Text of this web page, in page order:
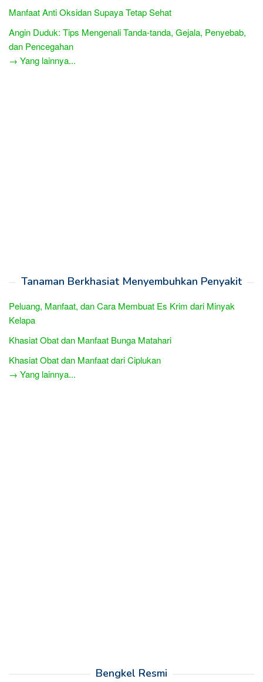
Manfaat Anti Oksidan Supaya Tetap Sehat
Angin Duduk: Tips Mengenali Tanda-tanda, Gejala, Penyebab,
dan Pencegahan
→ Yang lainnya...
Tanaman Berkhasiat Menyembuhkan Penyakit
Peluang, Manfaat, dan Cara Membuat Es Krim dari Minyak
Kelapa
Khasiat Obat dan Manfaat Bunga Matahari
Khasiat Obat dan Manfaat dari Ciplukan
→ Yang lainnya...
Bengkel Resmi